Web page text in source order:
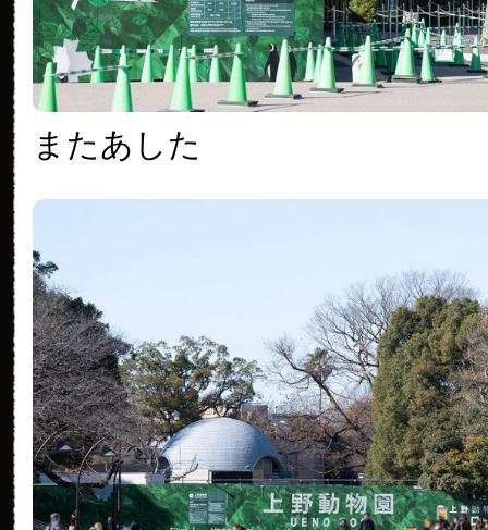
またあした